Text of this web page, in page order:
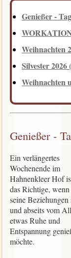
Genießer -
Weihnachten
Silvester 2026
Weihnachten
Genießer -
Ein verlängertes
Wochenende im
Hahnenkleer Hof
das Richtige,
seine Beziehungen
und abseits vom
etwas Ruhe und
Entspannung
möchte.